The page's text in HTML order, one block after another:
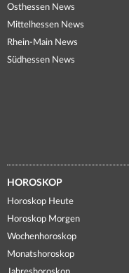
Osthessen News
Mittelhessen News
Rhein-Main News
Südhessen News
HOROSKOP
Horoskop Heute
Horoskop Morgen
Wochenhoroskop
Monatshoroskop